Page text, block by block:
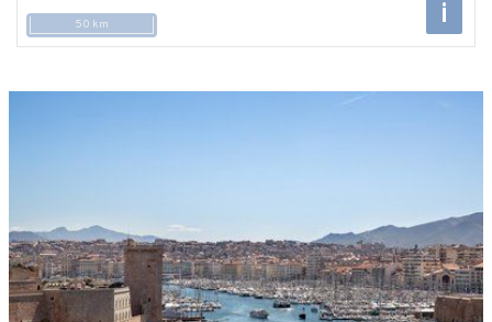
50 km i